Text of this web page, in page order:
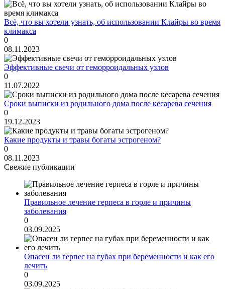
Всё, что вы хотели узнать, об использовании Клайры во время
климакса
0
08.11.2023
Эффективные свечи от геморроидальных узлов
0
11.07.2022
Сроки выписки из родильного дома после кесарева сечения
0
19.12.2023
Какие продукты и травы богаты эстрогеном?
0
08.11.2023
Свежие публикации
Правильное лечение герпеса в горле и причины
заболевания
0
03.09.2025
Опасен ли герпес на губах при беременности и как его
лечить
0
03.09.2025